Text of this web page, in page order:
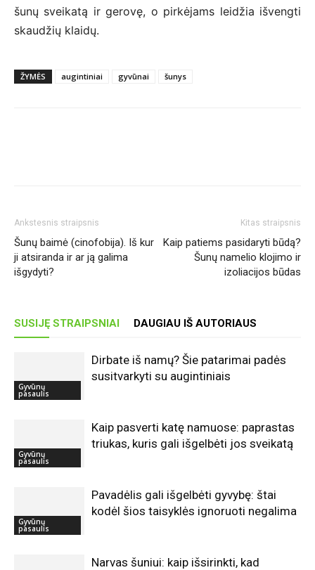
šunų sveikatą ir gerovę, o pirkėjams leidžia išvengti
skaudžių klaidų.
ŽYMĖS augintiniai gyvūnai šunys
Ankstesnis straipsnis
Šunų baimė (cinofobija). Iš kur
ji atsiranda ir ar ją galima
išgydyti?
Kitas straipsnis
Kaip patiems pasidaryti būdą?
Šunų namelio klojimo ir
izoliacijos būdas
SUSIJĘ STRAIPSNIAI DAUGIAU IŠ AUTORIAUS
Gyvūnų
pasaulis
Dirbate iš namų? Šie patarimai padės
susitvarkyti su augintiniais
Gyvūnų
pasaulis
Kaip pasverti katę namuose: paprastas
triukas, kuris gali išgelbėti jos sveikatą
Gyvūnų
pasaulis
Pavadėlis gali išgelbėti gyvybę: štai
kodėl šios taisyklės ignoruoti negalima
Narvas šuniui: kaip išsirinkti, kad